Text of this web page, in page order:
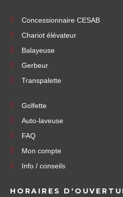
Concessionnaire CESAB
Chariot élévateur
Balayeuse
Gerbeur
Transpalette
Golfette
Auto-laveuse
FAQ
Mon compte
Info / conseils
HORAIRES